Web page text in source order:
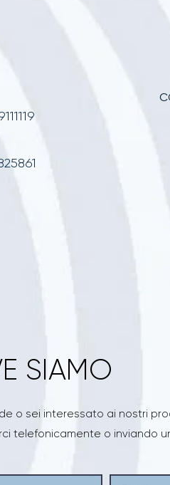
SIAMO
o sei interessato ai nostri
telefonicamente o inviando